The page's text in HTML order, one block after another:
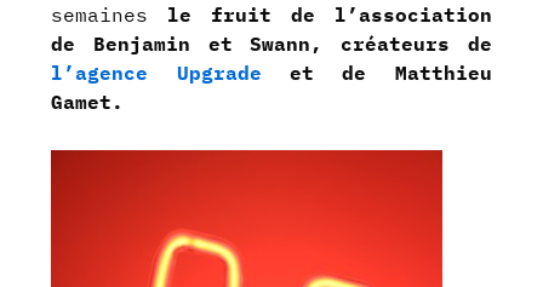
semaines le fruit de l’association
de Benjamin et Swann, créateurs de
l’agence Upgrade et de Matthieu
Gamet.